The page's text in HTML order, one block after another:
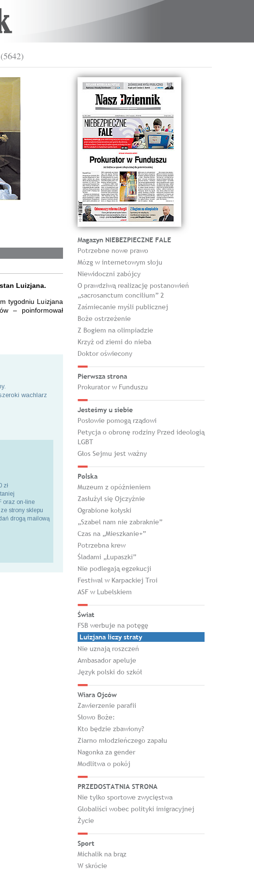
Luizjana.
tygodniu Luizjana
– poinformował
wachlarz
zł
oraz on-line
strony sklepu
drogą mailową
Magazyn NIEBEZPIECZNE FALE
Potrzebne nowe prawo
Mózg w internetowym słoju
Niewidoczni zabójcy
O prawdziwą realizację postanowień
„sacrosanctum concilium” 2
Zaśmiecanie myśli publicznej
Boże ostrzeżenie
Z Bogiem na olimpiadzie
Krzyż od ziemi do nieba
Doktor oświecony
Pierwsza strona
Prokurator w Funduszu
Jesteśmy u siebie
Posłowie pomogą rządowi
Petycja o obronę rodziny Przed ideologią
LGBT
Głos Sejmu jest ważny
Polska
Muzeum z opóźnieniem
Zasłużył się Ojczyźnie
Ograbione kołyski
„Szabel nam nie zabraknie”
Czas na „Mieszkanie+”
Potrzebna krew
Śladami „Łupaszki”
Nie podlegają egzekucji
Festiwal w Karpackiej Troi
ASF w Lubelskiem
Świat
FSB werbuje na potęgę
Luizjana liczy straty
Nie uznają roszczeń
Ambasador apeluje
Język polski do szkół
Wiara Ojców
Zawierzenie parafii
Słowo Boże:
Kto będzie zbawiony?
Ziarno młodzieńczego zapału
Nagonka za gender
Modlitwa o pokój
PRZEDOSTATNIA STRONA
Nie tylko sportowe zwycięstwa
Globaliści wobec polityki imigracyjnej
Życie
Sport
Michalik na brąz
W skrócie